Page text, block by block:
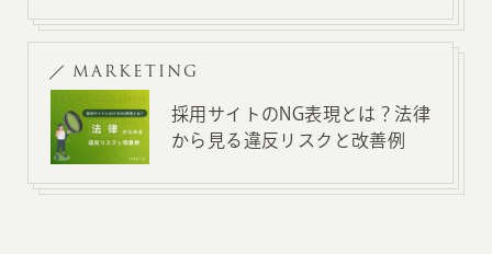
MARKETING
採用サイトのNG表現とは？法律
から見る違反リスクと改善例